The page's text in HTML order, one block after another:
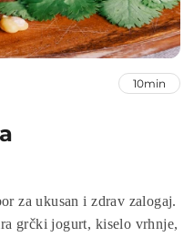
10min
za ukusan i zdrav zalogaj.
grčki jogurt, kiselo vrhnje,